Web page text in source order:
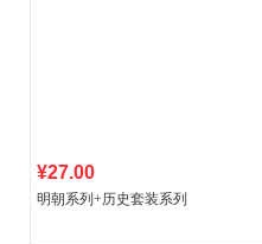
¥27.00
明朝系列+历史套装系列